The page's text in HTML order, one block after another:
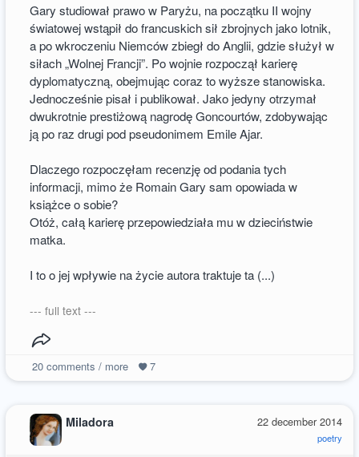
Gary studiował prawo w Paryżu, na początku II wojny
światowej wstąpił do francuskich sił zbrojnych jako lotnik,
a po wkroczeniu Niemców zbiegł do Anglii, gdzie służył w
siłach „Wolnej Francji”. Po wojnie rozpoczął karierę
dyplomatyczną, obejmując coraz to wyższe stanowiska.
Jednocześnie pisał i publikował. Jako jedyny otrzymał
dwukrotnie prestiżową nagrodę Goncourtów, zdobywając
ją po raz drugi pod pseudonimem Emile Ajar.
Dlaczego rozpoczęłam recenzję od podania tych
informacji, mimo że Romain Gary sam opowiada w
książce o sobie?
Otóż, całą karierę przepowiedziała mu w dzieciństwie
matka.
I to o jej wpływie na życie autora traktuje ta (...)
--- full text ---
20comments / more 7
22 december 2014
poetry
Miladora